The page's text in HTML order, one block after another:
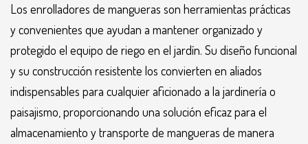
Los enrolladores de mangueras son herramientas prácticas
y convenientes que ayudan a mantener organizado y
protegido el equipo de riego en el jardín. Su diseño funcional
y su construcción resistente los convierten en aliados
indispensables para cualquier aficionado a la jardinería o
paisajismo, proporcionando una solución eficaz para el
almacenamiento y transporte de mangueras de manera